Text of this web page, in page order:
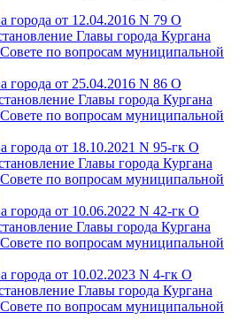
от 12.04.2016 N 79 О
Главы города Кургана
по вопросам муниципальной
от 25.04.2016 N 86 О
Главы города Кургана
по вопросам муниципальной
от 18.10.2021 N 95-гк О
Главы города Кургана
по вопросам муниципальной
от 10.06.2022 N 42-гк О
Главы города Кургана
по вопросам муниципальной
от 10.02.2023 N 4-гк О
Главы города Кургана
по вопросам муниципальной